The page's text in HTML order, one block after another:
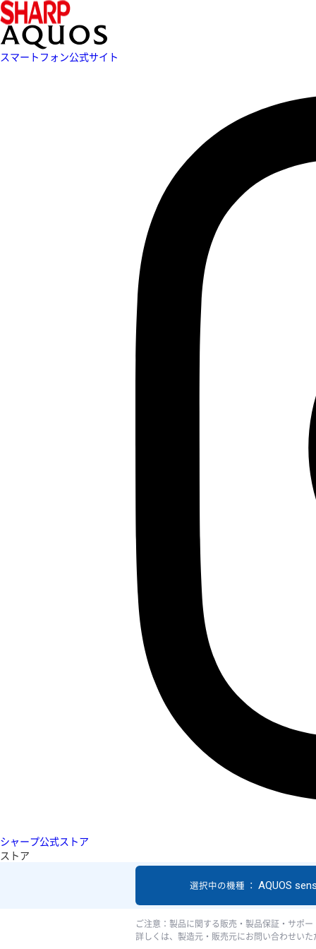
スマートフォン公式サイト
シャープ公式ストア
ストア
選択中の機種 ： AQUOS
ご注意：製品に関する販売・製品保証・サポ
詳しくは、製造元・販売元にお問い合わせい